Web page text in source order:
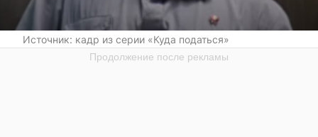
Источник: кадр из серии «Куда податься»